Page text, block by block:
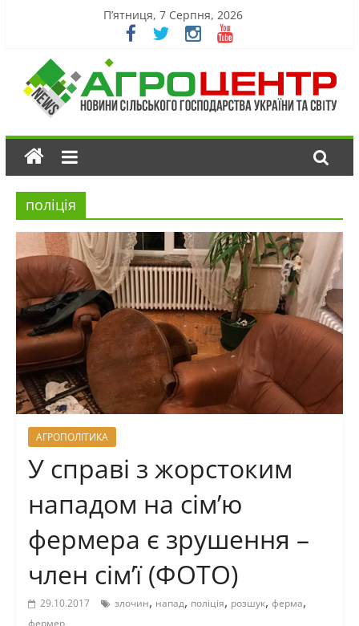
П’ятниця, 7 Серпня, 2026
поліція
АГРОПОЛІТИКА
У справі з жорстоким
нападом на сім’ю
фермера є зрушення –
член сім’ї (ФОТО)
29.10.2017 злочин, напад, поліція, розшук, ферма,
фермер